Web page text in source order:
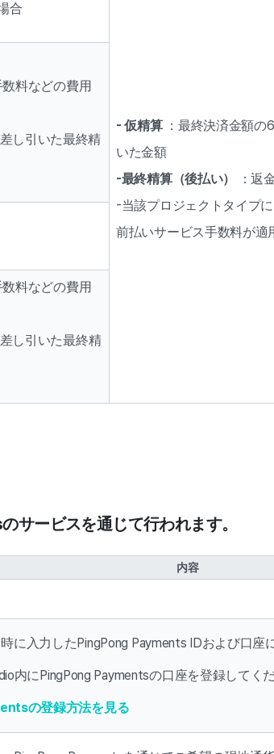
合
- 仮精算 ：最終決済金額の
いた金額
-最終精算（後払い）
：返
-当該プロジェクトタイプ
前払いサービス手数料が適
料などの費用
し引いた最終精
料などの費用
し引いた最終精
ービスを通じて行われます。
内容
に入力したPingPong Payments IDおよび口
内にPingPong Paymentsの口座を登録してく
の登録方法を見る